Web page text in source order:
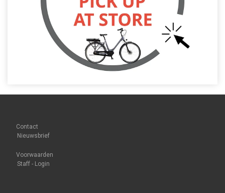
Contact
Nieuwsbrief
Voorwaarden
Staff - Login